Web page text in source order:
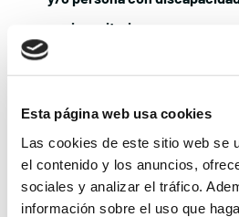
Esta página web usa cookies
Las cookies de este sitio web se
el contenido y los anuncios,
sociales y analizar el tráfico.
información sobre el uso que
sociosanitario.
Presentación en línea.Para la
evaluarán las iniciativas y proyectos
completados entre el 1 de junio de